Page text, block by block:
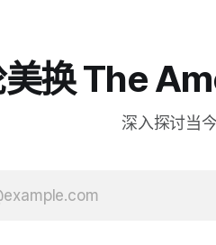
换 The
深入探讨当